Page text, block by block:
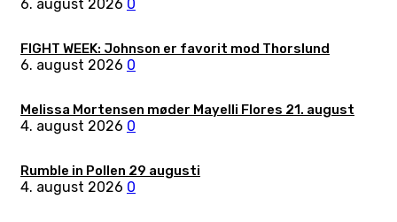
6. august 2026 0
FIGHT WEEK: Johnson er favorit mod Thorslund
6. august 2026 0
Melissa Mortensen møder Mayelli Flores 21. august
4. august 2026 0
Rumble in Pollen 29 augusti
4. august 2026 0